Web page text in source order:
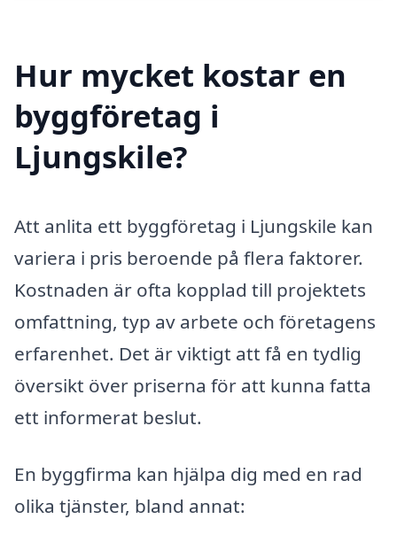
Hur mycket kostar en
byggföretag i
Ljungskile?
Att anlita ett byggföretag i Ljungskile kan
variera i pris beroende på flera faktorer.
Kostnaden är ofta kopplad till projektets
omfattning, typ av arbete och företagens
erfarenhet. Det är viktigt att få en tydlig
översikt över priserna för att kunna fatta
ett informerat beslut.
En byggfirma kan hjälpa dig med en rad
olika tjänster, bland annat: